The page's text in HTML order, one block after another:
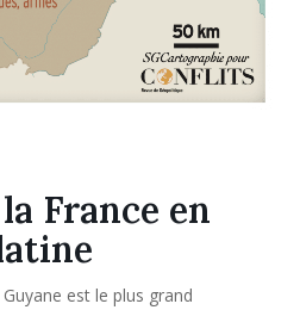
France en
est le plus grand